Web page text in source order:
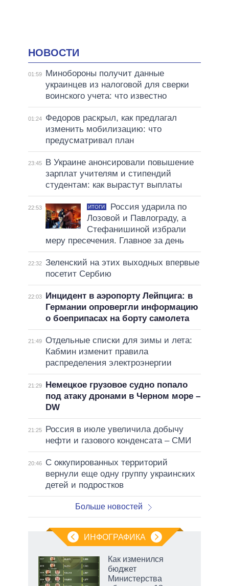
НОВОСТИ
01:59
Минобороны получит данные
украинцев из налоговой для сверки
воинского учета: что известно
01:24
Федоров раскрыл, как предлагал
изменить мобилизацию: что
предусматривал план
23:45
В Украине анонсировали повышение
зарплат учителям и стипендий
студентам: как вырастут выплаты
22:53 ИТОГИ
Россия ударила по
Лозовой и Павлограду, а
Стефанишиной избрали
меру пресечения. Главное за день
22:32 Зеленский на этих выходных впервые
посетит Сербию
22:03
Инцидент в аэропорту Лейпцига: в
Германии опровергли информацию
о боеприпасах на борту самолета
21:49 Отдельные списки для зимы и лета:
Кабмин изменит правила
распределения электроэнергии
21:29
Немецкое грузовое судно попало
под атаку дронами в Черном море –
DW
21:25
Россия в июле увеличила добычу
нефти и газового конденсата – СМИ
20:46
С оккупированных территорий
вернули еще одну группу украинских
детей и подростков
Больше новостей
ИНФОГРАФИКА
Как изменился
бюджет
Министерства